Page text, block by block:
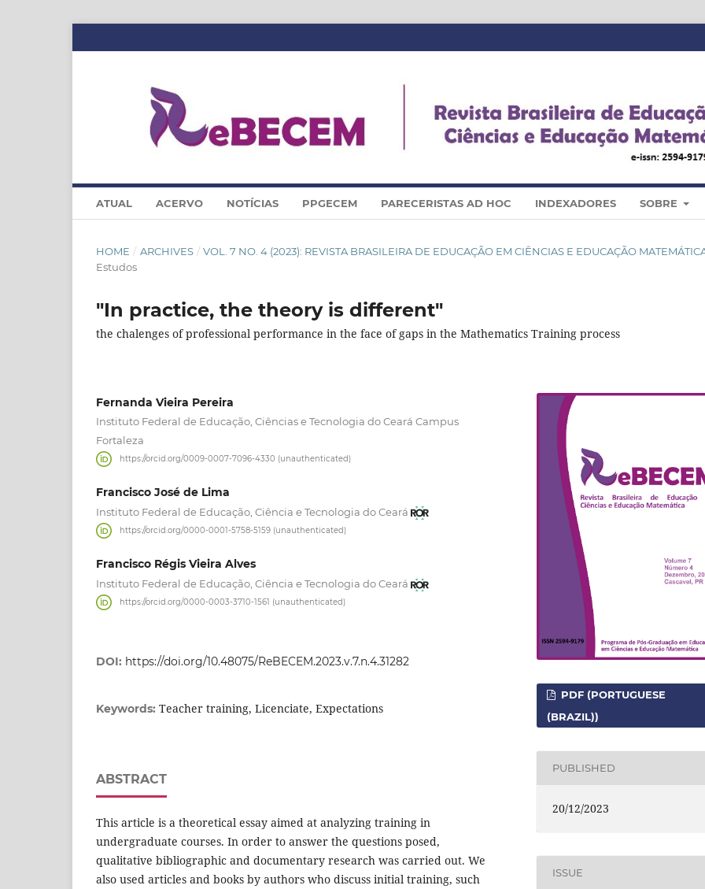
ATUAL ACERVO NOTÍCIAS PPGECEM PARECERISTAS AD HOC INDEXADORES SOBRE
HOME / ARCHIVES / VOL. 7 NO. 4 (2023): REVISTA BRASILEIRA DE EDUCAÇÃO EM CIÊNCIAS E EDUCAÇÃO
Estudos
"In practice, the theory is different"
the chalenges of professional performance in the face of gaps in the Mathematics Training process
Fernanda Vieira Pereira
Instituto Federal de Educação, Ciências e Tecnologia do Ceará Campus
Fortaleza
https://orcid.org/0009-0007-7096-4330 (unauthenticated)
Francisco José de Lima
Instituto Federal de Educação, Ciência e Tecnologia do Ceará
https://orcid.org/0000-0001-5758-5159 (unauthenticated)
Francisco Régis Vieira Alves
Instituto Federal de Educação, Ciência e Tecnologia do Ceará
https://orcid.org/0000-0003-3710-1561 (unauthenticated)
DOI: https://doi.org/10.48075/ReBECEM.2023.v.7.n.4.31282
Keywords: Teacher training, Licenciate, Expectations
ABSTRACT
This article is a theoretical essay aimed at analyzing training in
undergraduate courses. In order to answer the questions posed,
qualitative bibliographic and documentary research was carried out. We
also used articles and books by authors who discuss initial training, such
PDF (PORTUGUESE
(BRAZIL))
PUBLISHED
20/12/2023
ISSUE